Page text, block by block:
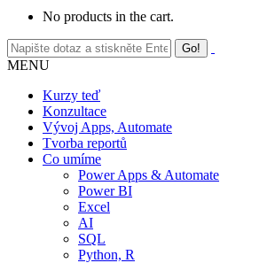
No products in the cart.
MENU
Kurzy teď
Konzultace
Vývoj Apps, Automate
Tvorba reportů
Co umíme
Power Apps & Automate
Power BI
Excel
AI
SQL
Python, R